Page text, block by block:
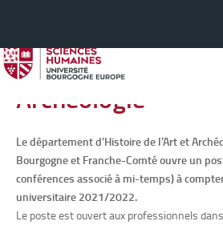
04 FÉV 2021
PAST en Histoire
Archéologie
Le département d’Histoire de l’Art et
Bourgogne et Franche-Comté ouvre un
conférences associé à mi-temps) à
universitaire 2021/2022.
Le poste est ouvert aux professionnels